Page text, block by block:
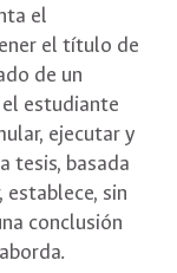
el
el título de
de un
estudiante
ejecutar y
tesis, basada
establece, sin
conclusión